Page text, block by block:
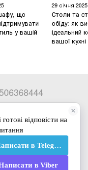
що
у вашій
29 січня 2025
Столи та
обіду: як
ідеальний
вашої кухні